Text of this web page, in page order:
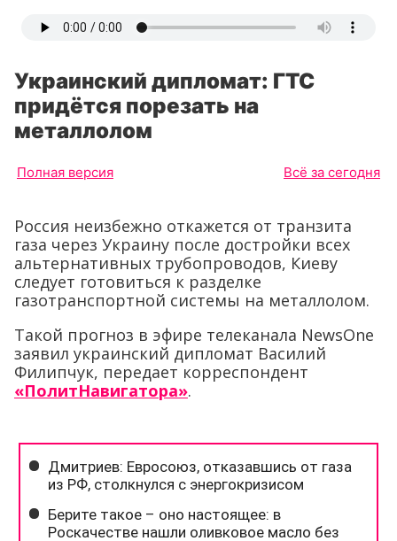
Украинский дипломат: ГТС
придётся порезать на
металлолом
Полная версия Всё за сегодня
Россия неизбежно откажется от транзита
газа через Украину после достройки всех
альтернативных трубопроводов, Киеву
следует готовиться к разделке
газотранспортной системы на металлолом.
Такой прогноз в эфире телеканала NewsOne
заявил украинский дипломат Василий
Филипчук, передает корреспондент
«ПолитНавигатора».